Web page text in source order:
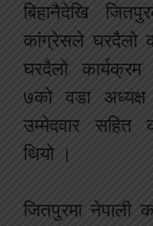
बिहानैदेखि
कांग्रेसले घरदैलो
घरदैलो
७को वडा
उम्मेदवार सहित
थियो ।
जितपुरमा नेपाली